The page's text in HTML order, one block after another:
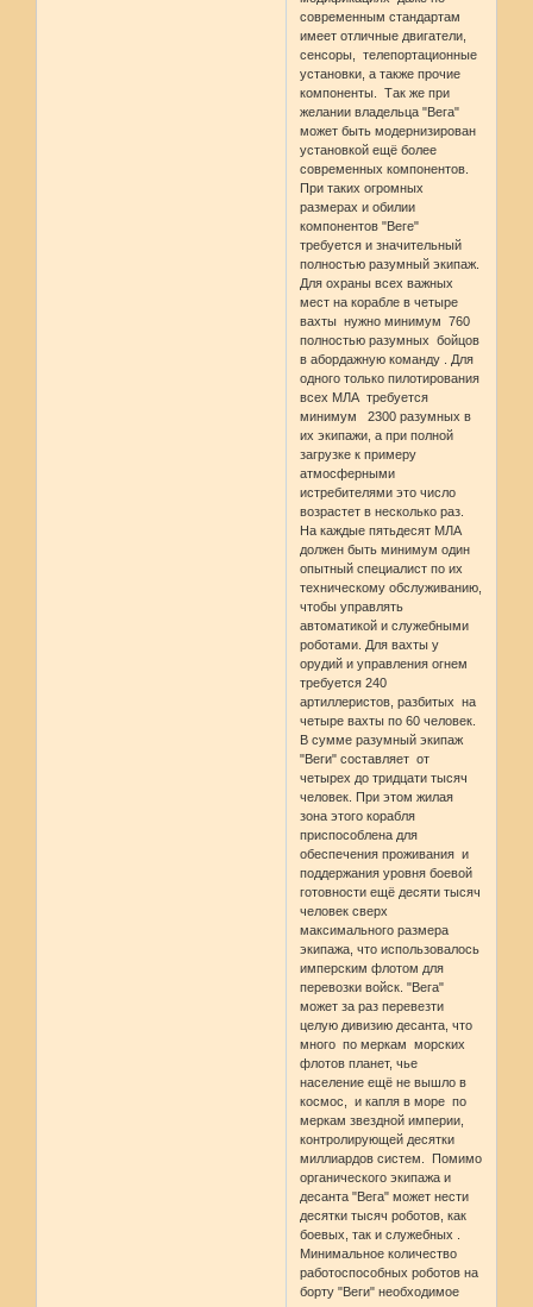
современным стандартам
имеет отличные двигатели,
сенсоры, телепортационные
установки, а также прочие
компоненты. Так же при
желании владельца "Вега"
может быть модернизирован
установкой ещё более
современных компонентов.
При таких огромных
размерах и обилии
компонентов "Веге"
требуется и значительный
полностью разумный экипаж.
Для охраны всех важных
мест на корабле в четыре
вахты нужно минимум 760
полностью разумных бойцов
в абордажную команду . Для
одного только пилотирования
всех МЛА требуется
минимум 2300 разумных в
их экипажи, а при полной
загрузке к примеру
атмосферными
истребителями это число
возрастет в несколько раз.
На каждые пятьдесят МЛА
должен быть минимум один
опытный специалист по их
техническому обслуживанию,
чтобы управлять
автоматикой и служебными
роботами. Для вахты у
орудий и управления огнем
требуется 240
артиллеристов, разбитых на
четыре вахты по 60 человек.
В сумме разумный экипаж
"Веги" составляет от
четырех до тридцати тысяч
человек. При этом жилая
зона этого корабля
приспособлена для
обеспечения проживания и
поддержания уровня боевой
готовности ещё десяти тысяч
человек сверх
максимального размера
экипажа, что использовалось
имперским флотом для
перевозки войск. "Вега"
может за раз перевезти
целую дивизию десанта, что
много по меркам морских
флотов планет, чье
население ещё не вышло в
космос, и капля в море по
меркам звездной империи,
контролирующей десятки
миллиардов систем. Помимо
органического экипажа и
десанта "Вега" может нести
десятки тысяч роботов, как
боевых, так и служебных .
Минимальное количество
работоспособных роботов на
борту "Веги" необходимое